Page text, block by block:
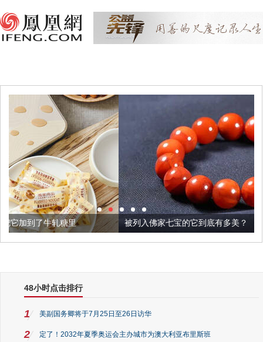
被列入佛家七宝的它到底有多美？
48小时点击排行
1 美副国务卿将于7月25日至26日访华
2 定了！2032年夏季奥运会主办城市为澳大利亚布里斯班